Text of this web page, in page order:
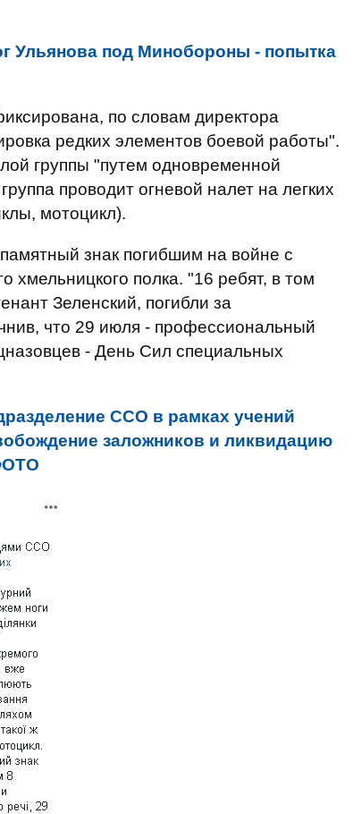
Ульянова под Минобороны - попытка
по словам директора
редких элементов боевой работы".
группы "путем одновременной
проводит огневой налет на легких
мотоцикл).
знак погибшим на войне с
хмельницкого полка. "16 ребят, в том
Зеленский, погибли за
что 29 июля - профессиональный
- День Сил специальных
ССО в рамках учений
заложников и ликвидацию